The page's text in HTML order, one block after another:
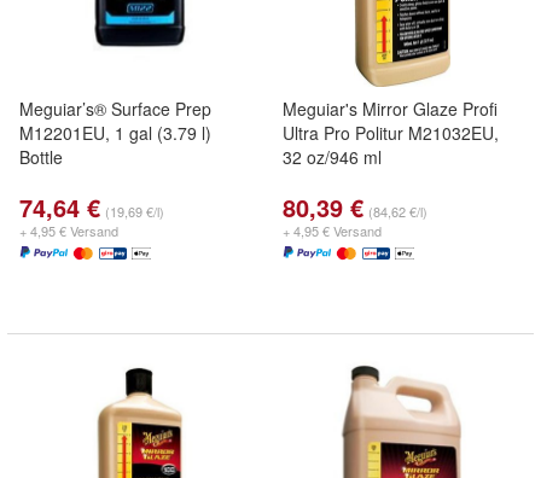
Meguiar’s® Surface Prep
M12201EU, 1 gal (3.79 l)
Bottle
74,64 € (19,69 €/l)
+ 4,95 € Versand
Meguiar's Mirror Glaze Profi
Ultra Pro Politur M21032EU,
32 oz/946 ml
80,39 € (84,62 €/l)
+ 4,95 € Versand